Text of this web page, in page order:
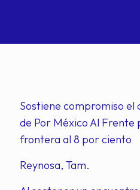
Sostiene compromiso el
de Por México Al Frente
frontera al 8 por ciento
Reynosa, Tam.